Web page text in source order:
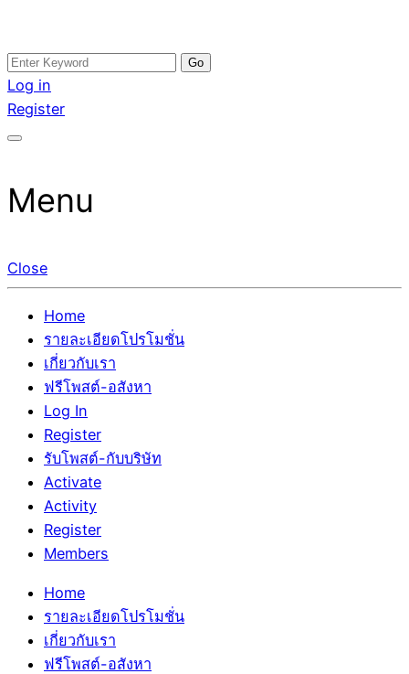
Skip
to
content
อสังหาโพสต์ รีวิวเยอะ รับจ้างโพสต์ขายบ้าน รับจ้างโพสต์อสัง
หา แตกต่างอย่างตั้งใจ รับรองผล อันดับ1 การโพสต์ขายอสังหา
กับทีมงานบริษัท บ้าน ที่ดิน คอนโด ติดGoogleหน้าแรกได้จริงๆ
รับจ้างโพสอสังหา ขายบ้าน อสังหาโพสต์ เชื่อถือได้จริง รับ
โพสต์ ที่ดิน กับทีมงานบริษัท ถูกและดีที่สุด ไม่มีค่านายหน้า
ขายได้จริงๆ ช่วยสร้างโอกาสในการขายได้มากกว่า ที่เดียว ที่
Search
for:
Log in
Register
Menu
Close
Home
รายละเอียดโปรโมชั่น
เกี่ยวกับเรา
ฟรีโพสต์-อสังหา
Log In
Register
รับโพสต์-กับบริษัท
Activate
Activity
Register
Members
Home
รายละเอียดโปรโมชั่น
เกี่ยวกับเรา
ฟรีโพสต์-อสังหา